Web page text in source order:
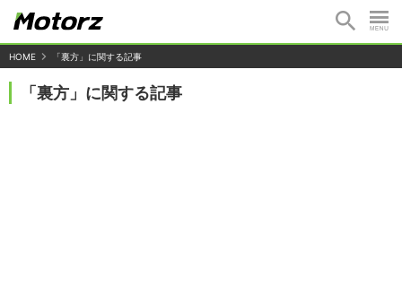
HOME 「裏方」に関する記事
「裏方」に関する記事